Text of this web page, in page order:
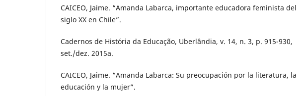
CAICEO, Jaime. “Amanda Labarca, importante educadora feminista del
siglo XX en Chile”.
Cadernos de História da Educação, Uberlândia, v. 14, n. 3, p. 915-930,
set./dez. 2015a.
CAICEO, Jaime. “Amanda Labarca: Su preocupación por la literatura, la
educación y la mujer”.